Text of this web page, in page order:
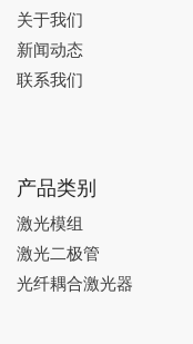
关于我们
新闻动态
联系我们
产品类别
激光模组
激光二极管
光纤耦合激光器